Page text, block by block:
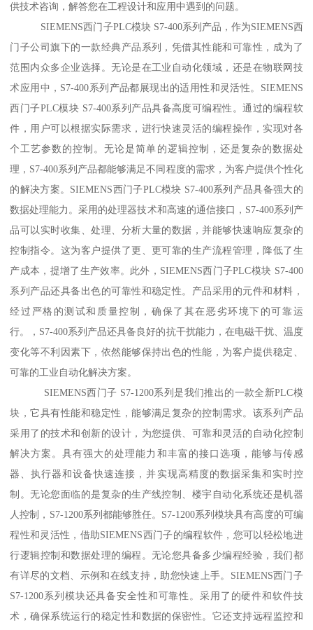
供技术咨询，解答您在工程设计和应用中遇到的问题。
SIEMENS西门子PLC模块 S7-400系列产品，作为SIEMENS西
门子公司旗下的一款经典产品系列，凭借其性能和可靠性，成为了
范围内众多企业选择。无论是在工业自动化领域，还是在物联网技
术应用中，S7-400系列产品都展现出的适用性和灵活性。SIEMENS
西门子PLC模块 S7-400系列产品具备高度可编程性。通过的编程软
件，用户可以根据实际需求，进行快速灵活的编程操作，实现对各
个工艺参数的控制。无论是简单的逻辑控制，还是复杂的数据处
理，S7-400系列产品都能够满足不同程度的需求，为客户提供个性化
的解决方案。SIEMENS西门子PLC模块 S7-400系列产品具备强大的
数据处理能力。采用的处理器技术和高速的通信接口，S7-400系列产
品可以实时收集、处理、分析大量的数据，并能够快速响应复杂的
控制指令。这为客户提供了更、更可靠的生产流程管理，降低了生
产成本，提增了生产效率。此外，SIEMENS西门子PLC模块 S7-400
系列产品还具备出色的可靠性和稳定性。产品采用的元件和材料，
经过严格的测试和质量控制，确保了其在恶劣环境下的可靠运
行。，S7-400系列产品还具备良好的抗干扰能力，在电磁干扰、温度
变化等不利因素下，依然能够保持出色的性能，为客户提供稳定、
可靠的工业自动化解决方案。
SIEMENS西门子 S7-1200系列是我们推出的一款全新PLC模
块，它具有性能和稳定性，能够满足复杂的控制需求。该系列产品
采用了的技术和创新的设计，为您提供、可靠和灵活的自动化控制
解决方案。具有强大的处理能力和丰富的接口选项，能够与传感
器、执行器和设备快速连接，并实现高精度的数据采集和实时控
制。无论您面临的是复杂的生产线控制、楼宇自动化系统还是机器
人控制，S7-1200系列都能够胜任。S7-1200系列模块具有高度的可编
程性和灵活性，借助SIEMENS西门子的编程软件，您可以轻松地进
行逻辑控制和数据处理的编程。无论您具备多少编程经验，我们都
有详尽的文档、示例和在线支持，助您快速上手。SIEMENS西门子
S7-1200系列模块还具备安全性和可靠性。采用了的硬件和软件技
术，确保系统运行的稳定性和数据的保密性。它还支持远程监控和